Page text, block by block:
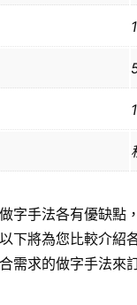
字手法各有優缺點
下將為您比較介紹
需求的做字手法來